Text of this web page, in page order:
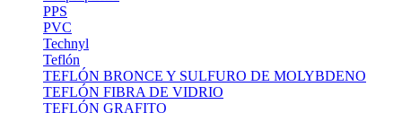
PPS
PVC
Technyl
Teflón
TEFLÓN BRONCE Y SULFURO DE MOLYBDENO
TEFLÓN FIBRA DE VIDRIO
TEFLÓN GRAFITO